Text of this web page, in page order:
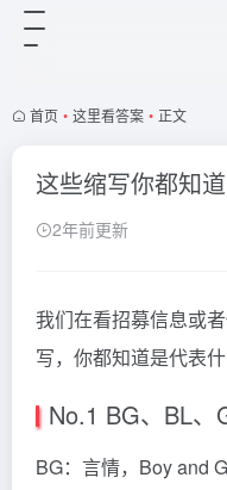
首页 • 这里看答案 • 正文
这些缩写你都知道
2年前更新
我们在看招募信息或
写，你都知道是代表什
No.1 BG、BL、
BG：言情，Boy and